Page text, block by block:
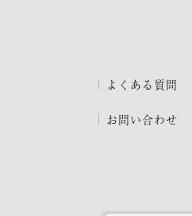
よくある質問
お問い合わせ